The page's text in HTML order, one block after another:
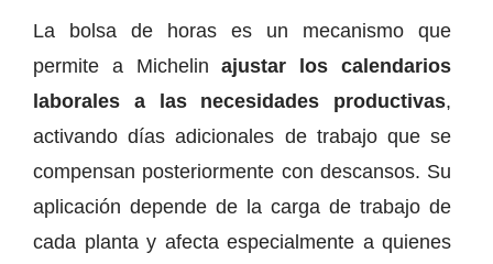
La bolsa de horas es un mecanismo que
permite a Michelinajustar los calendarios
laborales a las necesidades productivas,
activando días adicionales de trabajo que se
compensan posteriormente con descansos. Su
aplicación depende de la carga de trabajo de
cada planta y afecta especialmente a quienes